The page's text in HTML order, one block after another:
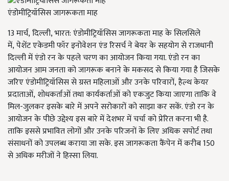
एंडोमीट्रियॉसिस जागरूकता माह
13मार्च, दिल्ली, भारत: एंडोमीट्रियॉसिस जागरूकता माह के सिलसिले
में, पेशेंट एकेडमी फॉर इनोवेशन एंड रिसर्च ने बेयर के सहयोग से राजधानी
दिल्ली में एंडो रन के पहले चरण का आयोजन किया गया. एंडो रन का
आयोजन आम जनता को जागरूक बनाने के मकसद से किया गया है जिसके
जरिए एंडोमीट्रियॉसिस से ग्रस्त महिलाओं और उनके परिवारों, हैल्थ केयर
प्रदाताओं, शोधकर्ताओं तथा कार्यकर्ताओं को एकजुट किया जाएगा ताकि वे
मिल-जुलकर इसके बारे में अपने सरोकारों को साझा कर सकें. एंडो रन के
आयोजन के पीछे उद्देश्य इस बारे में देशभर में चर्चा को प्रेरित करना भी है.
ताकि इससे प्रभावित लोगों और उनके परिजनों के लिए अधिक सपोर्ट तथा
संसाधनों को उपलब्ध कराया जा सके. इस जागरूकता कैंपेन में करीब 150
से अधिक मरीजों ने हिस्सा लिया.